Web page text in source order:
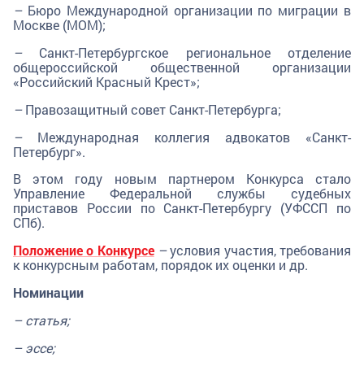
– Бюро Международной организации по миграции в
Москве (МОМ);
– Санкт-Петербургское региональное отделение
общероссийской общественной организации
«Российский Красный Крест»;
–Правозащитный совет Санкт-Петербурга;
–Международная коллегия адвокатов «Санкт-
Петербург».
В этом году новым партнером Конкурса стало
Управление Федеральной службы судебных
приставов России по Санкт-Петербургу (УФССП по
СПб).
Положение о Конкурсе –условия участия, требования
к конкурсным работам, порядок их оценки и др.
Номинации
– статья;
– эссе;